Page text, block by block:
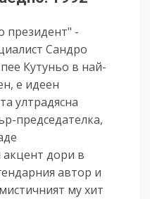
президент" -
Сандро
Кутуньо в най-
е идеен
ултрадясна
председателка,
акцент дори в
автор и
му хит